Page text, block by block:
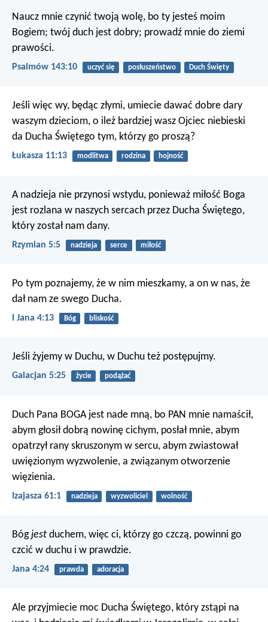
Naucz mnie czynić twoją wolę, bo ty jesteś moim
Bogiem; twój duch jest dobry; prowadź mnie do ziemi
prawości.
Psalmów 143:10 uczyć się posłuszeństwo Duch Święty
Jeśli więc wy, będąc złymi, umiecie dawać dobre dary
waszym dzieciom, o ileż bardziej wasz Ojciec niebieski
da Ducha Świętego tym, którzy go proszą?
Łukasza 11:13 modlitwa rodzina hojność
A nadzieja nie przynosi wstydu, ponieważ miłość Boga
jest rozlana w naszych sercach przez Ducha Świętego,
który został nam dany.
Rzymian 5:5 nadzieja serce miłość
Po tym poznajemy, że w nim mieszkamy, a on w nas, że
dał nam ze swego Ducha.
I Jana 4:13 Bóg bliskość
Jeśli żyjemy w Duchu, w Duchu też postępujmy.
Galacjan 5:25 życie podążać
Duch Pana BOGA jest nade mną, bo PAN mnie namaścił,
abym głosił dobrą nowinę cichym, posłał mnie, abym
opatrzył rany skruszonym w sercu, abym zwiastował
uwięzionym wyzwolenie, a związanym otworzenie
więzienia.
Izajasza 61:1 nadzieja wyzwoliciel wolność
Bógjest duchem, więc ci, którzy go czczą, powinni go
czcić w duchu i w prawdzie.
Jana 4:24 prawda adoracja
Ale przyjmiecie moc Ducha Świętego, który zstąpi na